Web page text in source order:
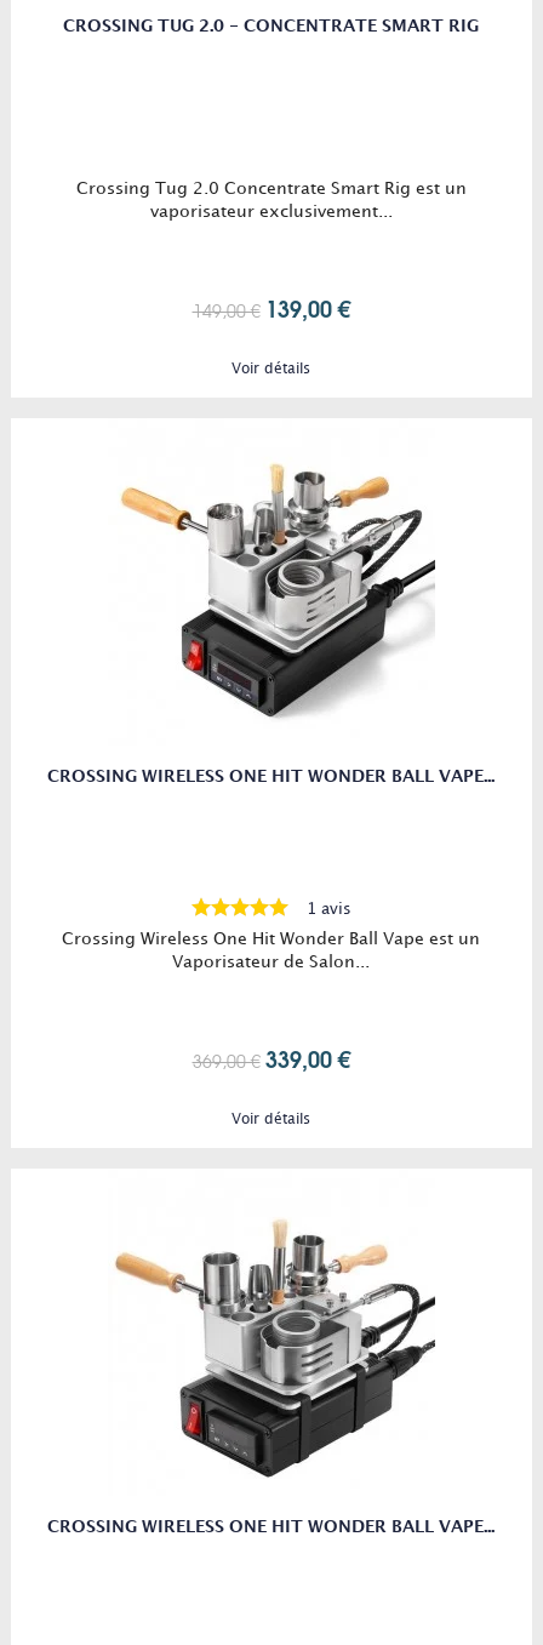
CROSSING TUG 2.0 - CONCENTRATE SMART RIG
Crossing Tug 2.0 Concentrate Smart Rig est un
vaporisateur exclusivement...
149,00 € 139,00 €
Voir détails
CROSSING WIRELESS ONE HIT WONDER BALL VAPE...
1 avis
Crossing Wireless One Hit Wonder Ball Vape est un
Vaporisateur de Salon...
369,00 € 339,00 €
Voir détails
CROSSING WIRELESS ONE HIT WONDER BALL VAPE...